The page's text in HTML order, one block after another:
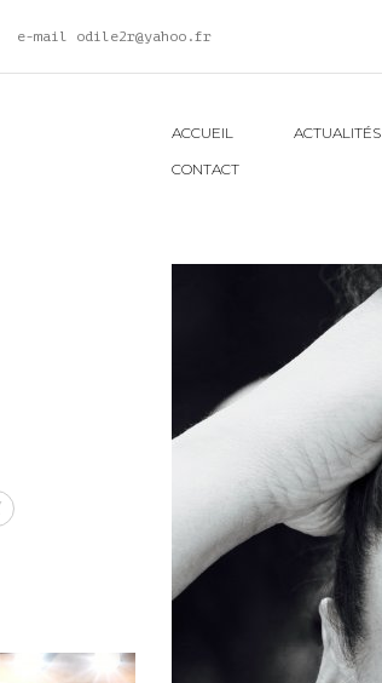
e-mail odile2r@yahoo.fr
ACCUEIL ACTUALITÉS
CONTACT